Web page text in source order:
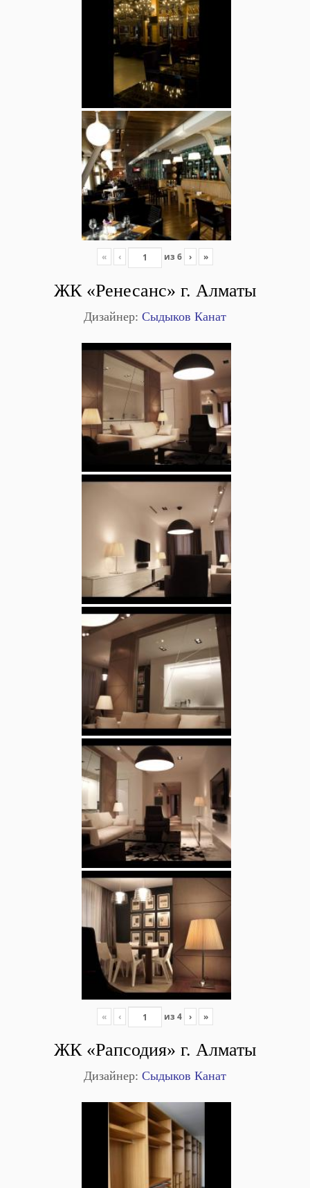
« ‹ из 6 › »
ЖК «Ренесанс» г. Алматы
Дизайнер: Сыдыков Канат
« ‹ из 4 › »
ЖК «Рапсодия» г. Алматы
Дизайнер: Сыдыков Канат